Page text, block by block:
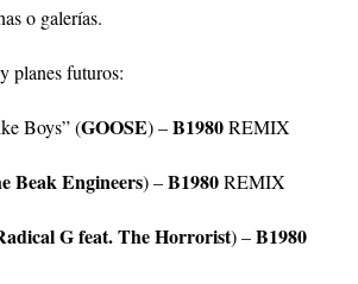
o galerías.
planes futuros:
Boys” (GOOSE) –B1980REMIX
Beak Engineers) –B1980REMIX
G feat. The Horrorist) –B1980